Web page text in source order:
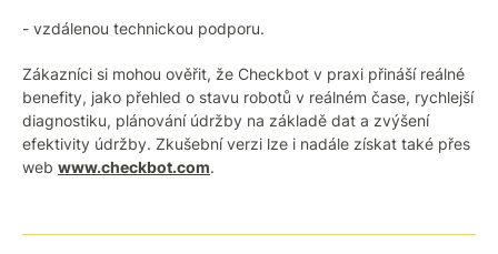
- vzdálenou technickou podporu.
Zákazníci si mohou ověřit, že Checkbot v praxi přináší reálné
benefity, jako přehled o stavu robotů v reálném čase, rychlejší
diagnostiku, plánování údržby na základě dat a zvýšení
efektivity údržby. Zkušební verzi lze i nadále získat také přes
web www.checkbot.com.